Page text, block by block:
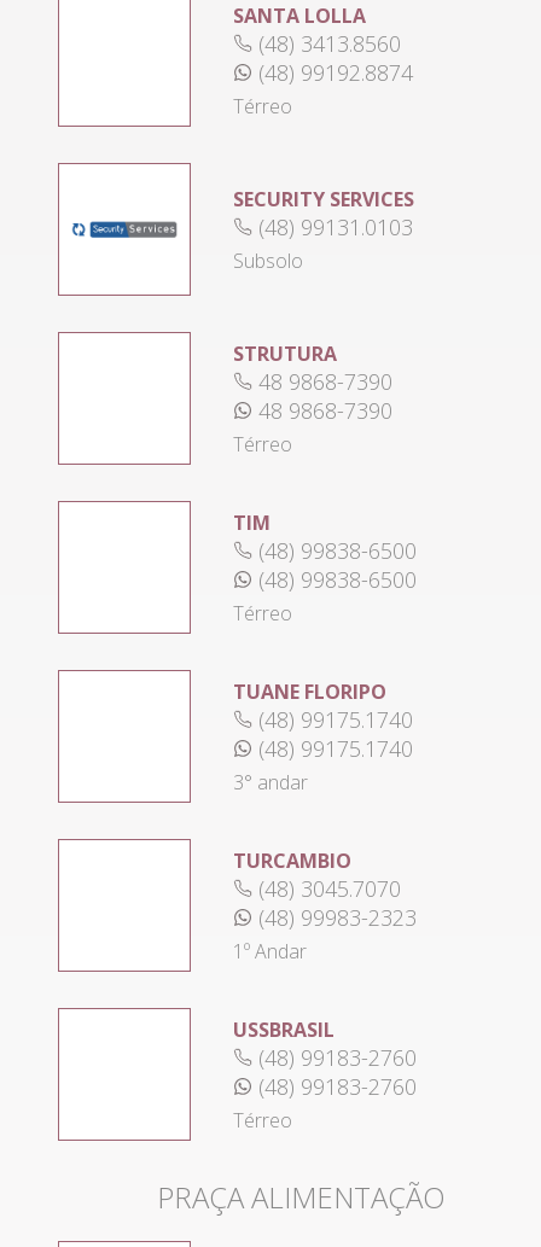
SANTA LOLLA
(48) 3413.8560
(48) 99192.8874
Térreo
SECURITY SERVICES
(48) 99131.0103
Subsolo
STRUTURA
48 9868-7390
48 9868-7390
Térreo
TIM
(48) 99838-6500
(48) 99838-6500
Térreo
TUANE FLORIPO
(48) 99175.1740
(48) 99175.1740
3° andar
TURCAMBIO
(48) 3045.7070
(48) 99983-2323
1º Andar
USSBRASIL
(48) 99183-2760
(48) 99183-2760
Térreo
PRAÇA ALIMENTAÇÃO